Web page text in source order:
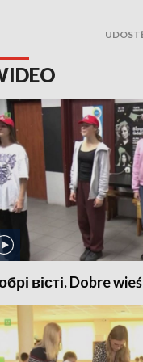
вісті. Dobre